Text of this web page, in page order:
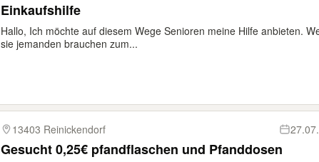
Einkaufshilfe
Hallo, Ich möchte auf diesem Wege Senioren meine Hilfe anbieten.
sie jemanden brauchen zum...
13403 Reinickendorf
Gesucht 0,25€ pfandflaschen und Pfanddosen